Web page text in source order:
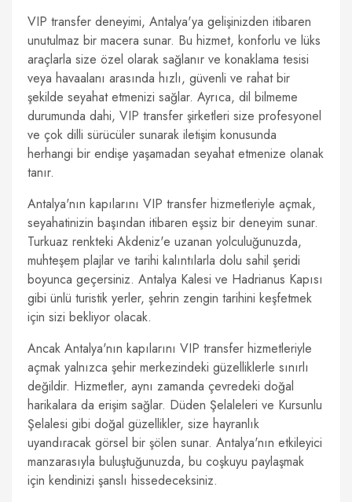
VIP transfer deneyimi, Antalya'ya gelişinizden itibaren
unutulmaz bir macera sunar. Bu hizmet, konforlu ve lüks
araçlarla size özel olarak sağlanır ve konaklama tesisi
veya havaalanı arasında hızlı, güvenli ve rahat bir
şekilde seyahat etmenizi sağlar. Ayrıca, dil bilmeme
durumunda dahi, VIP transfer şirketleri size profesyonel
ve çok dilli sürücüler sunarak iletişim konusunda
herhangi bir endişe yaşamadan seyahat etmenize olanak
tanır.
Antalya'nın kapılarını VIP transfer hizmetleriyle açmak,
seyahatinizin başından itibaren eşsiz bir deneyim sunar.
Turkuaz renkteki Akdeniz'e uzanan yolculuğunuzda,
muhteşem plajlar ve tarihi kalıntılarla dolu sahil şeridi
boyunca geçersiniz. Antalya Kalesi ve Hadrianus Kapısı
gibi ünlü turistik yerler, şehrin zengin tarihini keşfetmek
için sizi bekliyor olacak.
Ancak Antalya'nın kapılarını VIP transfer hizmetleriyle
açmak yalnızca şehir merkezindeki güzelliklerle sınırlı
değildir. Hizmetler, aynı zamanda çevredeki doğal
harikalara da erişim sağlar. Düden Şelaleleri ve Kursunlu
Şelalesi gibi doğal güzellikler, size hayranlık
uyandıracak görsel bir şölen sunar. Antalya'nın etkileyici
manzarasıyla buluştuğunuzda, bu coşkuyu paylaşmak
için kendinizi şanslı hissedeceksiniz.